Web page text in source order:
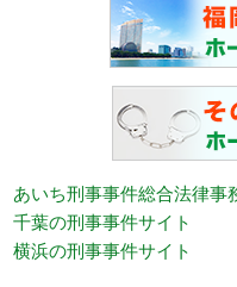
あいち刑事事件総合法律事
千葉の刑事事件サイト
横浜の刑事事件サイト